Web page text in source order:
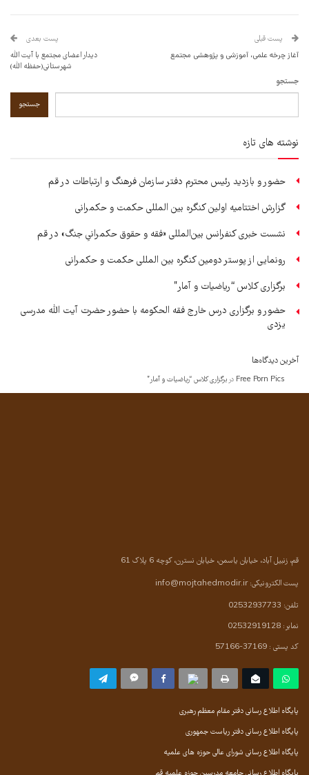
پست قبلی
آغاز چرخه علمی، آموزشی و پژوهشی مجتمع
پست بعدی
دیدار اعضای مجتمع با آیت الله
شهرستانی(حفظه الله)
جستجو
جستجو
نوشته های تازه
حضور و بازدید رئیس محترم دفتر سازمان فرهنگ و ارتباطات در قم
گزارش اختتامیه اولین کنگره بین المللی حکمت و حکمرانی
نشست خبری کنفرانس بین‌المللی «فقه و حقوق حکمرانیِ جنگ» در قم
رونمایی از پوستر دومین کنگره بین المللی حکمت و حکمرانی
برگزاری کلاس “ریاضیات و آمار”
حضور و برگزاری درس خارج فقه الحکومه با حضور حضرت آیت الله مدرسی
یزدی
آخرین دیدگاه‌ها
Free Porn Pics در برگزاری کلاس “ریاضیات و آمار”
قم، زنبیل آباد، خیابان یاسمن، خیابان نسترن، کوچه 6 پلاک 61
پست الکترونیکی:info@mojtahedmodir.ir
تلفن: 02532937733
نمابر: 02532919128
کد پستی : 37169-57166
پایگاه اطلاع رسانی دفتر مقام معظم رهبری
پایگاه اطلاع رسانی دفتر ریاست جمهوری
پایگاه اطلاع رسانی شورای عالی حوزه های علمیه